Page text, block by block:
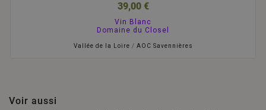
39,00 €
Vin Blanc
Domaine du Closel
Vallée de la Loire / AOC Savennières
Voir aussi